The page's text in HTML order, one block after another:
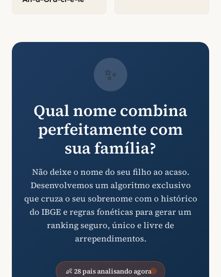
✨
Qual nome combina
perfeitamente com
sua família?
Não deixe o nome do seu filho ao acaso.
Desenvolvemos um algoritmo exclusivo
que cruza o seu sobrenome com o histórico
do IBGE e regras fonéticas para gerar um
ranking seguro, único e livre de
arrependimentos.
👶 28 pais analisando agora